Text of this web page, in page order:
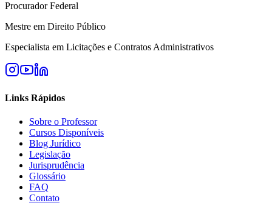
Procurador Federal
Mestre em Direito Público
Especialista em Licitações e Contratos Administrativos
Links Rápidos
Sobre o Professor
Cursos Disponíveis
Blog Jurídico
Legislação
Jurisprudência
Glossário
FAQ
Contato